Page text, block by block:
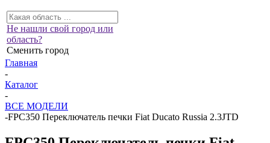
Не нашли свой город или
область?
Сменить город
Главная
-
Каталог
-
ВСЕ МОДЕЛИ
-FPC350 Переключатель печки Fiat Ducato Russia 2.3JTD